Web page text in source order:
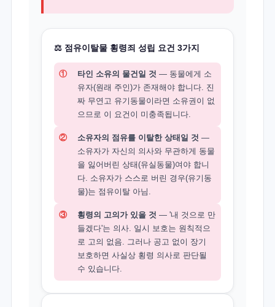
⚖️ 점유이탈물 횡령죄 성립 요건 3가지
① 타인 소유의 물건일 것 — 동물에게 소
유자(원래 주인)가 존재해야 합니다. 진
짜 무연고 유기동물이라면 소유권이 없
으므로 이 요건이 미충족됩니다.
② 소유자의 점유를 이탈한 상태일 것 —
소유자가 자신의 의사와 무관하게 동물
을 잃어버린 상태(유실동물)여야 합니
다. 소유자가 스스로 버린 경우(유기동
물)는 점유이탈 아님.
③ 횡령의 고의가 있을 것 — '내 것으로 만
들겠다'는 의사. 일시 보호는 원칙적으
로 고의 없음. 그러나 공고 없이 장기
보호하면 사실상 횡령 의사로 판단될
수 있습니다.